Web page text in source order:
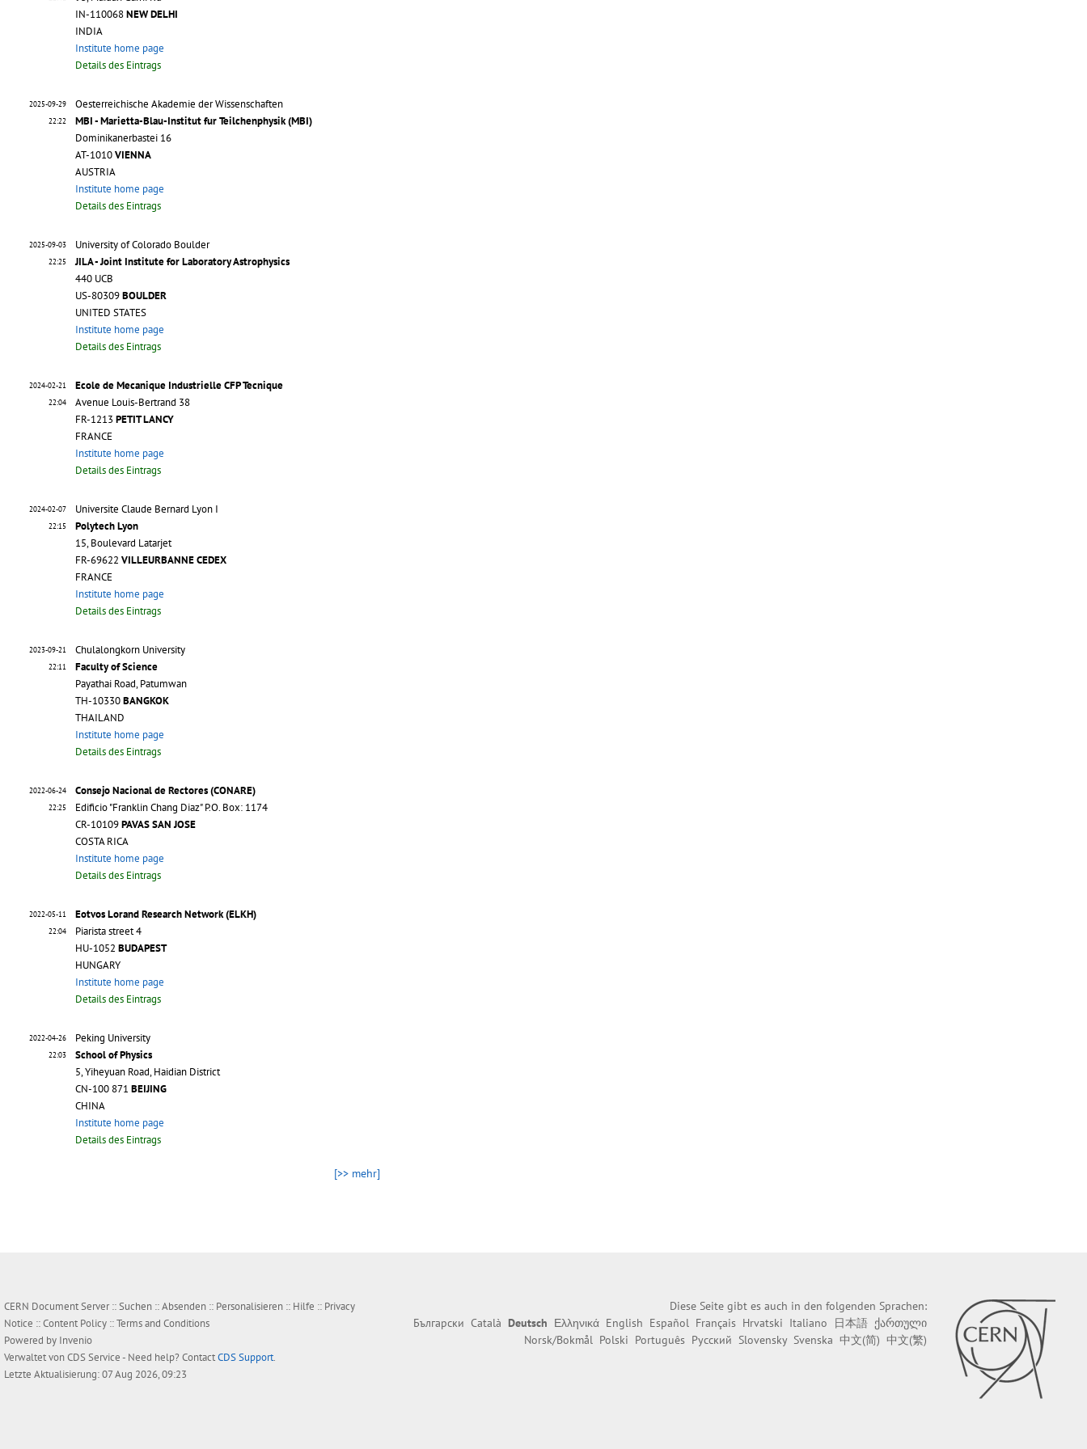
IN-110068NEW DELHI
INDIA
Institute home page
Details des Eintrags
2025-09-29
22:22
Oesterreichische Akademie der Wissenschaften
MBI - Marietta-Blau-Institut fur Teilchenphysik (MBI)
Dominikanerbastei 16
AT-1010VIENNA
AUSTRIA
Institute home page
Details des Eintrags
2025-09-03
22:25
University of Colorado Boulder
JILA - Joint Institute for Laboratory Astrophysics
440 UCB
US-80309BOULDER
UNITED STATES
Institute home page
Details des Eintrags
2024-02-21
22:04
Ecole de Mecanique Industrielle CFP Tecnique
Avenue Louis-Bertrand 38
FR-1213 PETIT LANCY
FRANCE
Institute home page
Details des Eintrags
2024-02-07
22:15
Universite Claude Bernard Lyon I
Polytech Lyon
15, Boulevard Latarjet
FR-69622 VILLEURBANNE CEDEX
FRANCE
Institute home page
Details des Eintrags
2023-09-21
22:11
Chulalongkorn University
Faculty of Science
Payathai Road, Patumwan
TH-10330BANGKOK
THAILAND
Institute home page
Details des Eintrags
2022-06-24
22:25
Consejo Nacional de Rectores (CONARE)
Edificio "Franklin Chang Diaz" P.O. Box: 1174
CR-10109PAVAS SAN JOSE
COSTA RICA
Institute home page
Details des Eintrags
2022-05-11
22:04
Eotvos Lorand Research Network (ELKH)
Piarista street 4
HU-1052 BUDAPEST
HUNGARY
Institute home page
Details des Eintrags
2022-04-26
22:03
Peking University
School of Physics
5, Yiheyuan Road, Haidian District
CN-100 871 BEIJING
CHINA
Institute home page
Details des Eintrags
[>> mehr]
CERN Document Server ::Suchen ::Absenden :: Personalisieren :: Hilfe :: Privacy
Notice ::Content Policy ::Terms and Conditions
Powered by Invenio
Verwaltet vonCDS Service- Need help? ContactCDS Support.
Letzte Aktualisierung: 07 Aug 2026, 09:23
Diese Seite gibt es auch in den folgenden Sprachen:
Български Català Deutsch Ελληνικά English Español Français Hrvatski Italiano 日本語 ქართული
Norsk/Bokmål Polski Português Русский Slovensky Svenska 中文(简) 中文(繁)